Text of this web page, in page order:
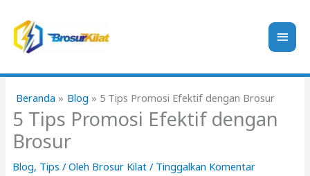
konten
Beranda Blog 5 Tips Promosi Efektif dengan Brosur
5 Tips Promosi Efektif dengan
Brosur
Blog, Tips / Oleh Brosur Kilat / Tinggalkan Komentar